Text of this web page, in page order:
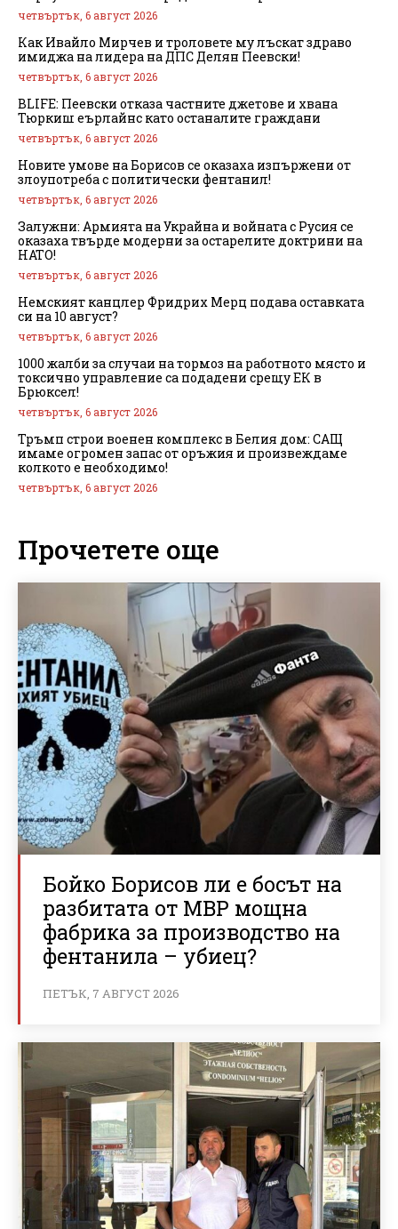
четвъртък, 6 август 2026
Как Ивайло Мирчев и троловете му лъскат здраво
имиджа на лидера на ДПС Делян Пеевски!
четвъртък, 6 август 2026
BLIFE: Пеевски отказа частните джетове и хвана
Тюркиш еърлайнс като останалите граждани
четвъртък, 6 август 2026
Новите умове на Борисов се оказаха изпържени от
злоупотреба с политически фентанил!
четвъртък, 6 август 2026
Залужни: Армията на Украйна и войната с Русия се
оказаха твърде модерни за остарелите доктрини на
НАТО!
четвъртък, 6 август 2026
Немският канцлер Фридрих Мерц подава оставката
си на 10 август?
четвъртък, 6 август 2026
1000 жалби за случаи на тормоз на работното място и
токсично управление са подадени срещу ЕК в
Брюксел!
четвъртък, 6 август 2026
Тръмп строи военен комплекс в Белия дом: САЩ
имаме огромен запас от оръжия и произвеждаме
колкото е необходимо!
четвъртък, 6 август 2026
Прочетете още
Бойко Борисов ли е босът на
разбитата от МВР мощна
фабрика за производство на
фентанила – убиец?
ПЕТЪК, 7 АВГУСТ 2026